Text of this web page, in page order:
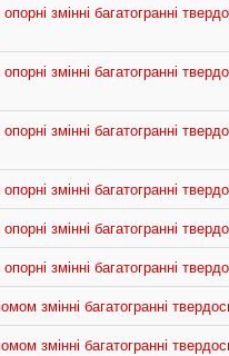
змінні багатогранні
змінні багатогранні
змінні багатогранні
змінні багатогранні
змінні багатогранні
змінні багатогранні
змінні багатогранні
змінні багатогранні